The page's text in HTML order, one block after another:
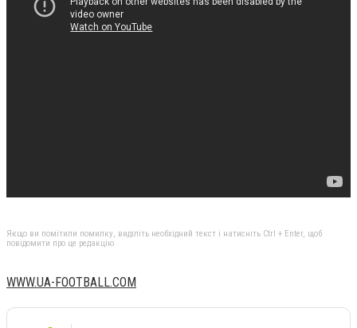
Якщо ви помітили помилку, виділіть необхідний текст і натисніть Ctrl + Enter, щоб
повідомити про це редакцію
WWW.UA-FOOTBALL.COM